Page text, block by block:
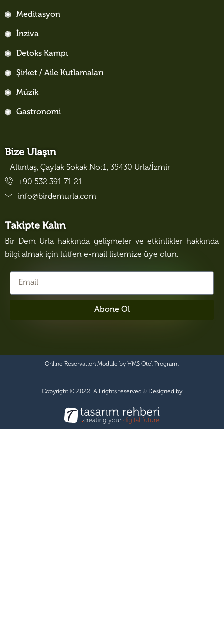
Meditasyon
İnziva
Detoks Kampı
Şirket / Aile Kutlamaları
Müzik
Gastronomi
Bize Ulaşın
Altıntaş, Çaylak Sokak No:1, 35430 Urla/İzmir
+90 532 391 71 21
info@birdemurla.com
Takipte Kalın
Bir Dem Urla hakkında gelişmeler ve etkinlikler hakkında
bilgi almak için lütfen e-mail listemize üye olun.
Abone Ol
Online Reservation Module by HMS Otel Programı
Copyright © 2022. All rights reserved & Designed by